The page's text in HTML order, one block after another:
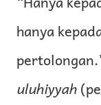
hanya
uluhiyyah